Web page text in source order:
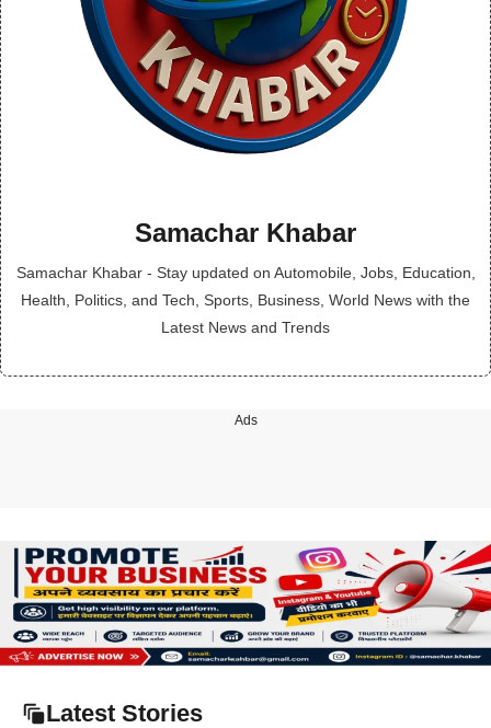
Samachar Khabar
Samachar Khabar - Stay updated on Automobile, Jobs, Education,
Health, Politics, and Tech, Sports, Business, World News with the
Latest News and Trends
Ads
Latest Stories